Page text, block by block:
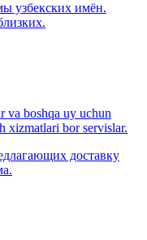
узбекских имён.
boshqa uy uchun
xizmatlari bor servislar.
доставку